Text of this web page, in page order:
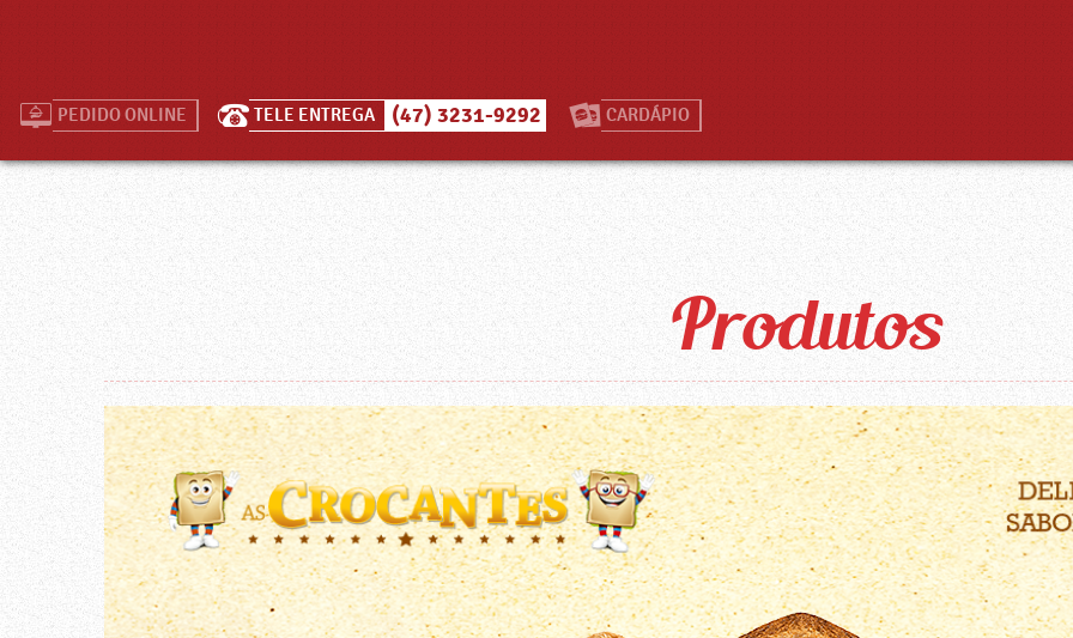
PEDIDO ONLINE TELE ENTREGA (47) 3231-9292 CARDÁPIO
Produtos